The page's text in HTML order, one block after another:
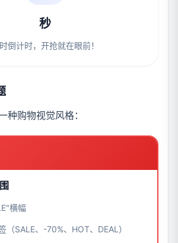
秒
倒计时，开抢就在眼前！
种购物视觉风格：
横幅
（SALE、-70%、HOT、DEAL）